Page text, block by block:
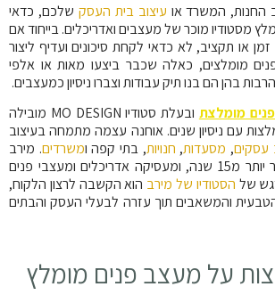
החנות, המשרד או עיצוב בית העסק שלכם, כדאי
מסטודיו מוכר של מעצבים ואדריכלים. בייחוד אם
או תקציב, לא כדאי לקחת סיכונים ועדיף ליצור
מומלצים, כאלה שכבר ביצעו מאות או אלפי
בהן הם בנו תיק עבודות וצברו ניסיון כמעצבים.
מומלצת ובעלת סטודיו MO DESIGN מובילה
עם ניסיון שנים. אוחנה עצמה מתמחה בעיצוב
עסקים, מסעדות, חנויות, בתי קפה ומשרדים. מירב
נושמת וחיה עיצוב כבר יותר מ15 שנה, ומעסיקה אדריכלים ומעצבי פנים
של הסטודיו של מירב הוא הקשבה לרצון הלקוח,
והמשאבים תוך עזרה לבעלי העסק והבתים
על מעצב פנים מומלץ